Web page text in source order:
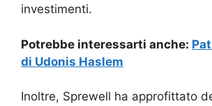
investimenti.
Potrebbe interessarti anche:
di Udonis Haslem
Inoltre, Sprewell ha approfittato